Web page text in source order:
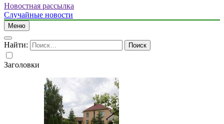
Новостная рассылка
Случайные новости
Меню
Найти:
Заголовки